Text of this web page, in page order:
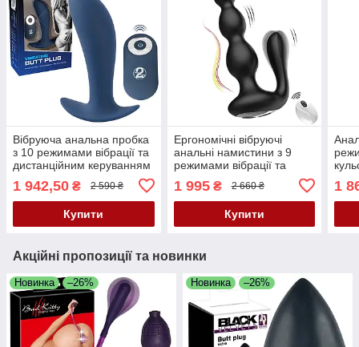
Вібруюча анальна пробка
з 10 режимами вібрації та
дистанційним керуванням
1 942,50 ₴ 2 590 ₴
Купити
Ергономічні вібруючі
анальні намистини з 9
режимами вібрації та
дистанційним керуванням
Remote Silicone Anal
Beads
1 995₴ 2 660 ₴
Купити
1
Акційні пропозиції та новинки
Новинка –26% Новинка –26%